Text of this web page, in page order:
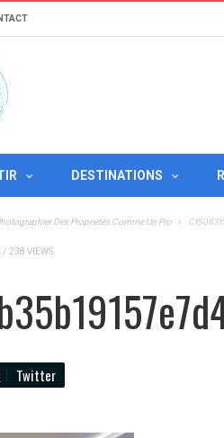
DESTINATIONS
Des Propriétés Comme Un Pro
/ 238 VIEWS
Twitter